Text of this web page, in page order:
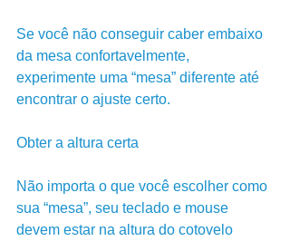
Se você não conseguir caber embaixo
da mesa confortavelmente,
experimente uma “mesa” diferente até
encontrar o ajuste certo.
Obter a altura certa
Não importa o que você escolher como
sua “mesa”, seu teclado e mouse
devem estar na altura do cotovelo